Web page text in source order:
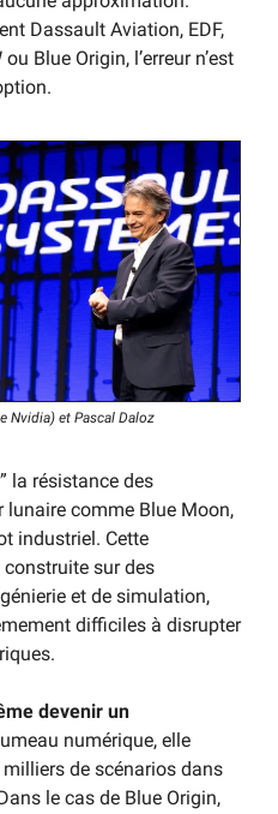
Dassault Aviation, EDF,
Blue Origin, l’erreur n’est
Nvidia) et Pascal Daloz
la résistance des
lunaire comme Blue Moon,
industriel. Cette
sur des
et de simulation,
difficiles à disrupter
devenir un
numérique, elle
milliers de scénarios dans
le cas de Blue Origin,